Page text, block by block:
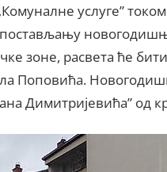
услуге”
зоне, расвета ће
Поповића.
Димитријевића” од